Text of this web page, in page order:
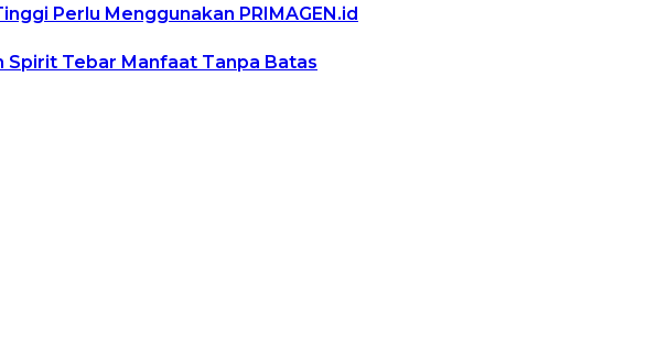
Perlu Menggunakan PRIMAGEN.id
Spirit Tebar Manfaat Tanpa Batas